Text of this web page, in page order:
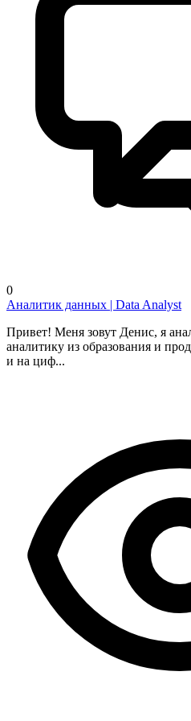
0
Аналитик данных | Data Analyst
Привет! Меня зовут Денис, я
аналитику из образования и
и на циф...